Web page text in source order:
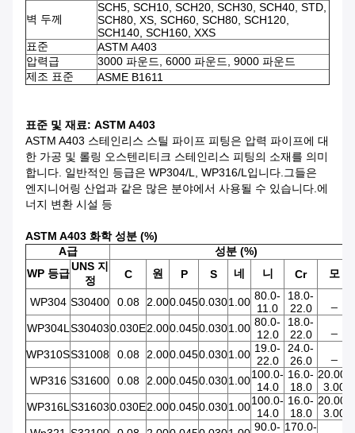
벽 두께
SCH5, SCH10, SCH20, SCH30, SCH40, STD,
SCH80, XS, SCH60, SCH80, SCH120,
SCH140, SCH160, XXS
표준
ASTM A403
압력급
3000 파운드, 6000 파운드, 9000 파운드
제조 표준
ASME B1611
표준 및 재료: ASTM A403
ASTM A403 스테인리스 스틸 파이프 피팅은 압력 파이프에 대
한 가공 및 롤링 오스텐리티크 스테인리스 피팅의 소재를 의미
합니다. 일반적인 등급은 WP304/L, WP316/L입니다.그들은
엔지니어링 산업과 같은 많은 분야에서 사용될 수 있습니다.에
너지 변환 시설 등
ASTM A403 화학 성분 (%)
A급
성분 (%)
WP 등급
UNS 지
정
C 원 P S 네 니 Cr 모
WP304 S30400 0.08 2.000.0450.0301.00 80.0-
11.0
18.0-
22.0
WP304LS304030.030E2.000.0450.0301.00 80.0-
12.0
18.0-
22.0
WP310SS31008 0.08 2.000.0450.0301.00 19.0-
22.0
24.0-
26.0
WP316 S31600 0.08 2.000.0450.0301.00100.0-
14.0
16.0-
18.0
20.00-
3.00
WP316LS316030.030E2.000.0450.0301.00100.0-
14.0
16.0-
18.0
20.00-
3.00
90.0- 170.0-